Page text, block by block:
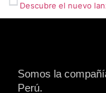
Somos la
Perú.